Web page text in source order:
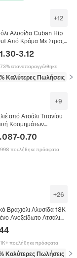
+12
Αλυσίδα Cuban Hip
Από Κράμα Με Στρας
Άνδρες Γυναίκες
Για Νυχτερινά
1.30-3.12
73% επαναπαραγγέλθηκε
Καλύτερες Πωλήσεις σε
+9
από Ατσάλι Τιτανίου
Κοσμημάτων
Επιχρυσωμένη
Φίδι Σταυρός για
-0.70
998 πουλήθηκε πρόσφατα
+26
Βραχιόλι Αλυσίδα 18K
Ανοξείδωτο Ατσάλι
Κόσμημα
Άνδρες
1K+ πουλήθηκε πρόσφατα
Καλύτερες Πωλήσεις σε